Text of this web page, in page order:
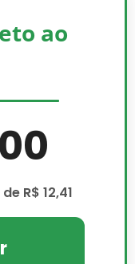
ao
de R$ 12,41